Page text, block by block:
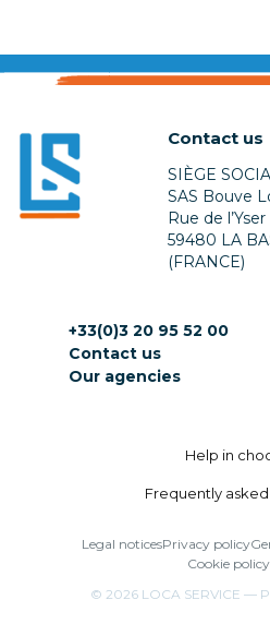
Contact us
SIÈGE
SAS Bouve
Rue de l’Yser
59480 LA
(FRANCE)
+33(0)3 20 95 52 00
Contact us
Our agencies
Help in
Frequently
Legal noticesPrivacy policy
Cookie
© 2026 LOCA SERVICE —